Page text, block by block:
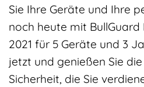
Sie Ihre Geräte und Ihre
noch heute mit
2021 für 5 Geräte und 3
jetzt und genießen Sie
Sicherheit, die Sie